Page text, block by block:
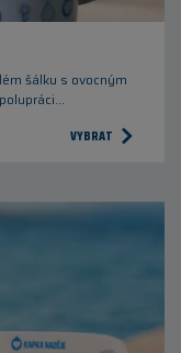
šálku s ovocným
VYBRAT